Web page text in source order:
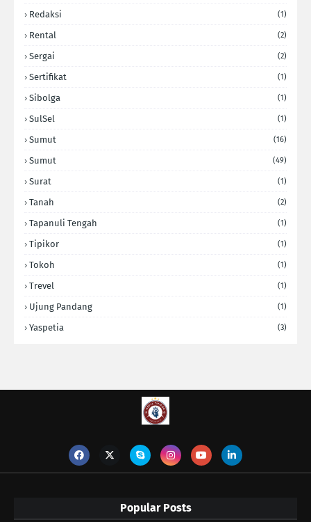
Redaksi (1)
Rental (2)
Sergai (2)
Sertifikat (1)
Sibolga (1)
SulSel (1)
Sumut (16)
Sumut (49)
Surat (1)
Tanah (2)
Tapanuli Tengah (1)
Tipikor (1)
Tokoh (1)
Trevel (1)
Ujung Pandang (1)
Yaspetia (3)
Popular Posts